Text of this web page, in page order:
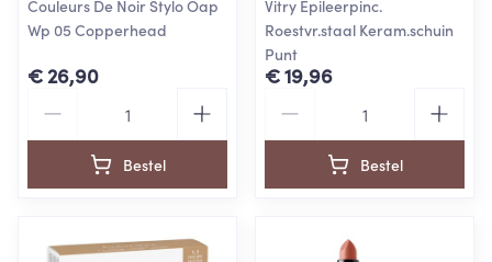
Couleurs De Noir Stylo Oap
Wp 05 Copperhead
€ 26,90
Bestel
Vitry Epileerpinc.
Roestvr.staal Keram.schuin
Punt
€ 19,96
Bestel